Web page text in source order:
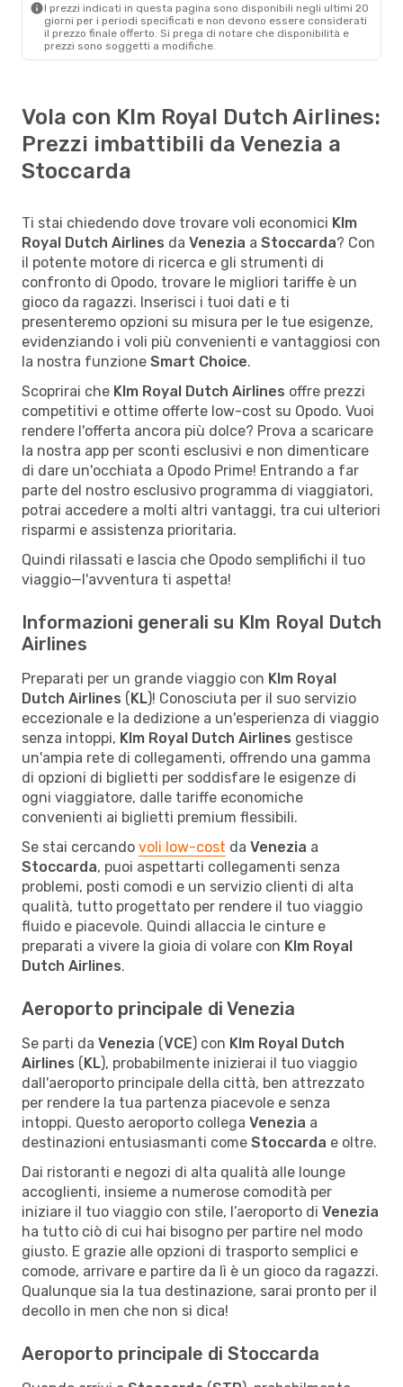
I prezzi indicati in questa pagina sono disponibili negli ultimi 20
giorni per i periodi specificati e non devono essere considerati
il ​​prezzo finale offerto. Si prega di notare che disponibilità e
prezzi sono soggetti a modifiche.
Vola con Klm Royal Dutch Airlines:
Prezzi imbattibili da Venezia a
Stoccarda
Ti stai chiedendo dove trovare voli economici Klm
Royal Dutch Airlines da Venezia a Stoccarda? Con
il potente motore di ricerca e gli strumenti di
confronto di Opodo, trovare le migliori tariffe è un
gioco da ragazzi. Inserisci i tuoi dati e ti
presenteremo opzioni su misura per le tue esigenze,
evidenziando i voli più convenienti e vantaggiosi con
la nostra funzione Smart Choice.
Scoprirai che Klm Royal Dutch Airlines offre prezzi
competitivi e ottime offerte low-cost su Opodo. Vuoi
rendere l'offerta ancora più dolce? Prova a scaricare
la nostra app per sconti esclusivi e non dimenticare
di dare un'occhiata a Opodo Prime! Entrando a far
parte del nostro esclusivo programma di viaggiatori,
potrai accedere a molti altri vantaggi, tra cui ulteriori
risparmi e assistenza prioritaria.
Quindi rilassati e lascia che Opodo semplifichi il tuo
viaggio—l'avventura ti aspetta!
Informazioni generali su Klm Royal Dutch
Airlines
Preparati per un grande viaggio con Klm Royal
Dutch Airlines (KL)! Conosciuta per il suo servizio
eccezionale e la dedizione a un'esperienza di viaggio
senza intoppi, Klm Royal Dutch Airlines gestisce
un'ampia rete di collegamenti, offrendo una gamma
di opzioni di biglietti per soddisfare le esigenze di
ogni viaggiatore, dalle tariffe economiche
convenienti ai biglietti premium flessibili.
Se stai cercando voli low-cost da Venezia a
Stoccarda, puoi aspettarti collegamenti senza
problemi, posti comodi e un servizio clienti di alta
qualità, tutto progettato per rendere il tuo viaggio
fluido e piacevole. Quindi allaccia le cinture e
preparati a vivere la gioia di volare con Klm Royal
Dutch Airlines.
Aeroporto principale di Venezia
Se parti da Venezia (VCE) con Klm Royal Dutch
Airlines (KL), probabilmente inizierai il tuo viaggio
dall'aeroporto principale della città, ben attrezzato
per rendere la tua partenza piacevole e senza
intoppi. Questo aeroporto collega Venezia a
destinazioni entusiasmanti come Stoccarda e oltre.
Dai ristoranti e negozi di alta qualità alle lounge
accoglienti, insieme a numerose comodità per
iniziare il tuo viaggio con stile, l’aeroporto di Venezia
ha tutto ciò di cui hai bisogno per partire nel modo
giusto. E grazie alle opzioni di trasporto semplici e
comode, arrivare e partire da lì è un gioco da ragazzi.
Qualunque sia la tua destinazione, sarai pronto per il
decollo in men che non si dica!
Aeroporto principale di Stoccarda